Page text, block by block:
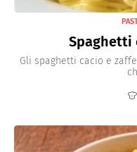
Spaghetti
Gli spaghetti cacio e